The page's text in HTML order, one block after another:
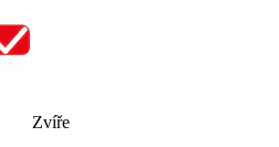
Zvíře